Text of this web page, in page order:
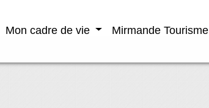
Mon cadre de vie Mirmande Tourisme